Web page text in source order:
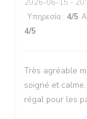
2026-06-15 -
Υπηρεσία : 4/5
4/5
Très agréable
soigné et
régal pour les